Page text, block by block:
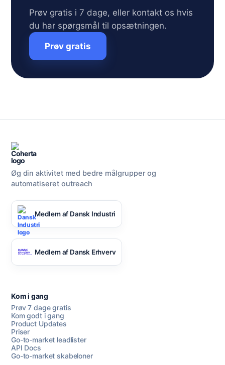
Prøv gratis i 7 dage, eller kontakt os hvis
du har spørgsmål til opsætningen.
Prøv gratis
Øg din aktivitet med bedre målgrupper og
automatiseret outreach
Medlem af Dansk Industri
Medlem af Dansk Erhverv
Kom i gang
Prøv 7 dage gratis
Kom godt i gang
Product Updates
Priser
Go-to-market leadlister
API Docs
Go-to-market skabeloner